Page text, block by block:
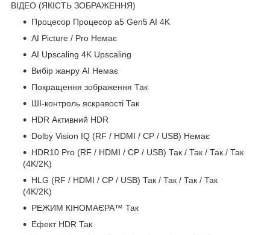
ВІДЕО (ЯКІСТЬ ЗОБРАЖЕННЯ)
Процесор Процесор a5 Gen5 AI 4K
AI Picture / Pro Немає
AI Upscaling 4K Upscaling
Вибір жанру AI Немає
Покращення зображення Так
ШІ-контроль яскравості Так
HDR Активний HDR
Dolby Vision IQ (RF / HDMI / CP / USB) Немає
HDR10 Pro (RF / HDMI / CP / USB) Так / Так / Так / Так
(4K/2K)
HLG (RF / HDMI / CP / USB) Так / Так / Так / Так
(4K/2K)
РЕЖИМ КІНОМАЄРА™ Так
Ефект HDR Так